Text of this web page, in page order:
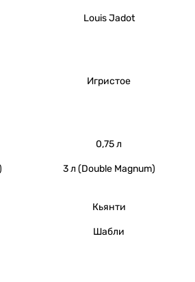
Louis Jadot
Игристое
0,75 л
3 л (Double Magnum)
Кьянти
Шабли